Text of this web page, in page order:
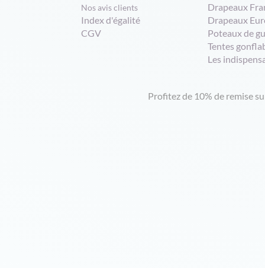
Nos avis clients
Index d'égalité
CGV
Drapeaux
Drapeaux
Poteaux de
Tentes
Les
Profitez de 10% de remise